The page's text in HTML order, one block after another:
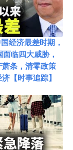
经济最差时期，
临四大威胁，
条，清零政策
【时事追踪】